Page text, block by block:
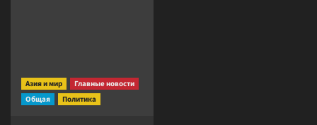
Азия и мир
Главные новости
Общая
Политика